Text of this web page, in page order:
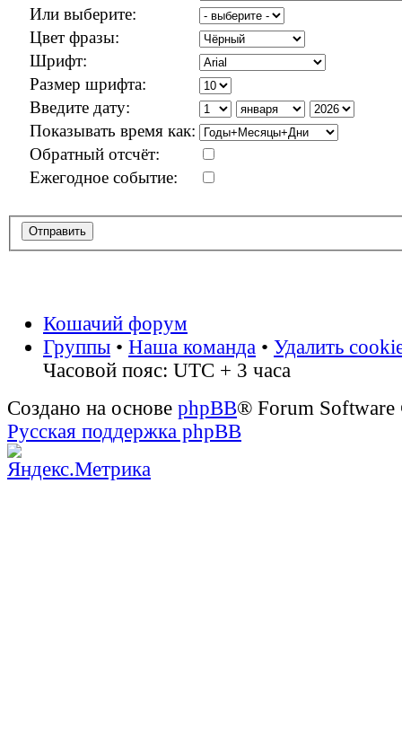
Или выберите:
Цвет фразы:
Шрифт:
Размер шрифта:
Введите дату:
Показывать время как:
Обратный отсчёт:
Ежегодное событие:
Кошачий форум
Группы • Наша команда • Удалить
Часовой пояс: UTC + 3 часа
Создано на основе phpBB® Forum
Русская поддержка phpBB